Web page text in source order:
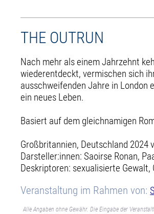
THE OUTRUN
Nach mehr als einem Jahrzehnt
wiederentdeckt, vermischen sich
ausschweifenden Jahre in London
ein neues Leben.
Basiert auf dem gleichnamigen
Großbritannien, Deutschland 2024
Darsteller:innen: Saoirse Ronan,
Deskriptoren: sexualisierte
Veranstaltung im Rahmen von:
Alle Angaben ohne Gewähr. Die Eingabe der